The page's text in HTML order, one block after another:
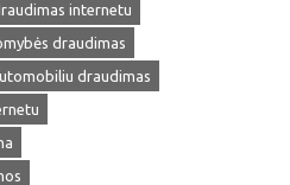
internetu
draudimas
draudimas